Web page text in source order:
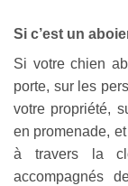
Si c’est un
Si votre chien
porte, sur les
votre propriété,
en promenade,
à travers la
accompagnés